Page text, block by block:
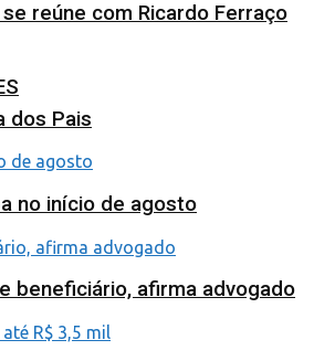
reúne com Ricardo Ferraço
dos Pais
no início de agosto
beneficiário, afirma advogado